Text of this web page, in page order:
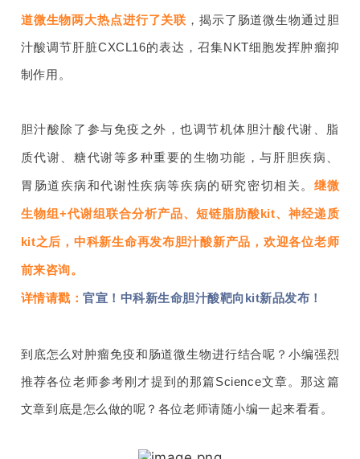
道微生物两大热点进行了关联 ，揭示了肠道微生物通过胆
汁酸调节肝脏CXCL16的表达，召集NKT细胞发挥肿瘤抑
制作用。
胆汁酸除了参与免疫之外，也调节机体胆汁酸代谢、脂
质代谢、糖代谢等多种重要的生物功能，与肝胆疾病、
胃肠道疾病和代谢性疾病等疾病的研究密切相关 。 继微
生物组+代谢组联合分析产品、短链脂肪酸kit、神经递质
kit之后，中科新生命再发布胆汁酸新产品，欢迎各位老师
前来咨询。
详情请戳：官宣！中科新生命胆汁酸靶向kit新品发布！
到底怎么对肿瘤免疫和肠道微生物进行结合呢？小编强烈
推荐各位老师参考刚才提到的那篇Science文章。那这篇
文章到底是怎么做的呢？各位老师请随小编一起来看看。